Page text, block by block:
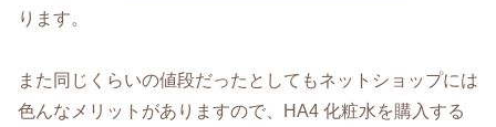
ります。
また同じくらいの値段だったとしてもネットショップには
色んなメリットがありますので、HA4 化粧水を購入する